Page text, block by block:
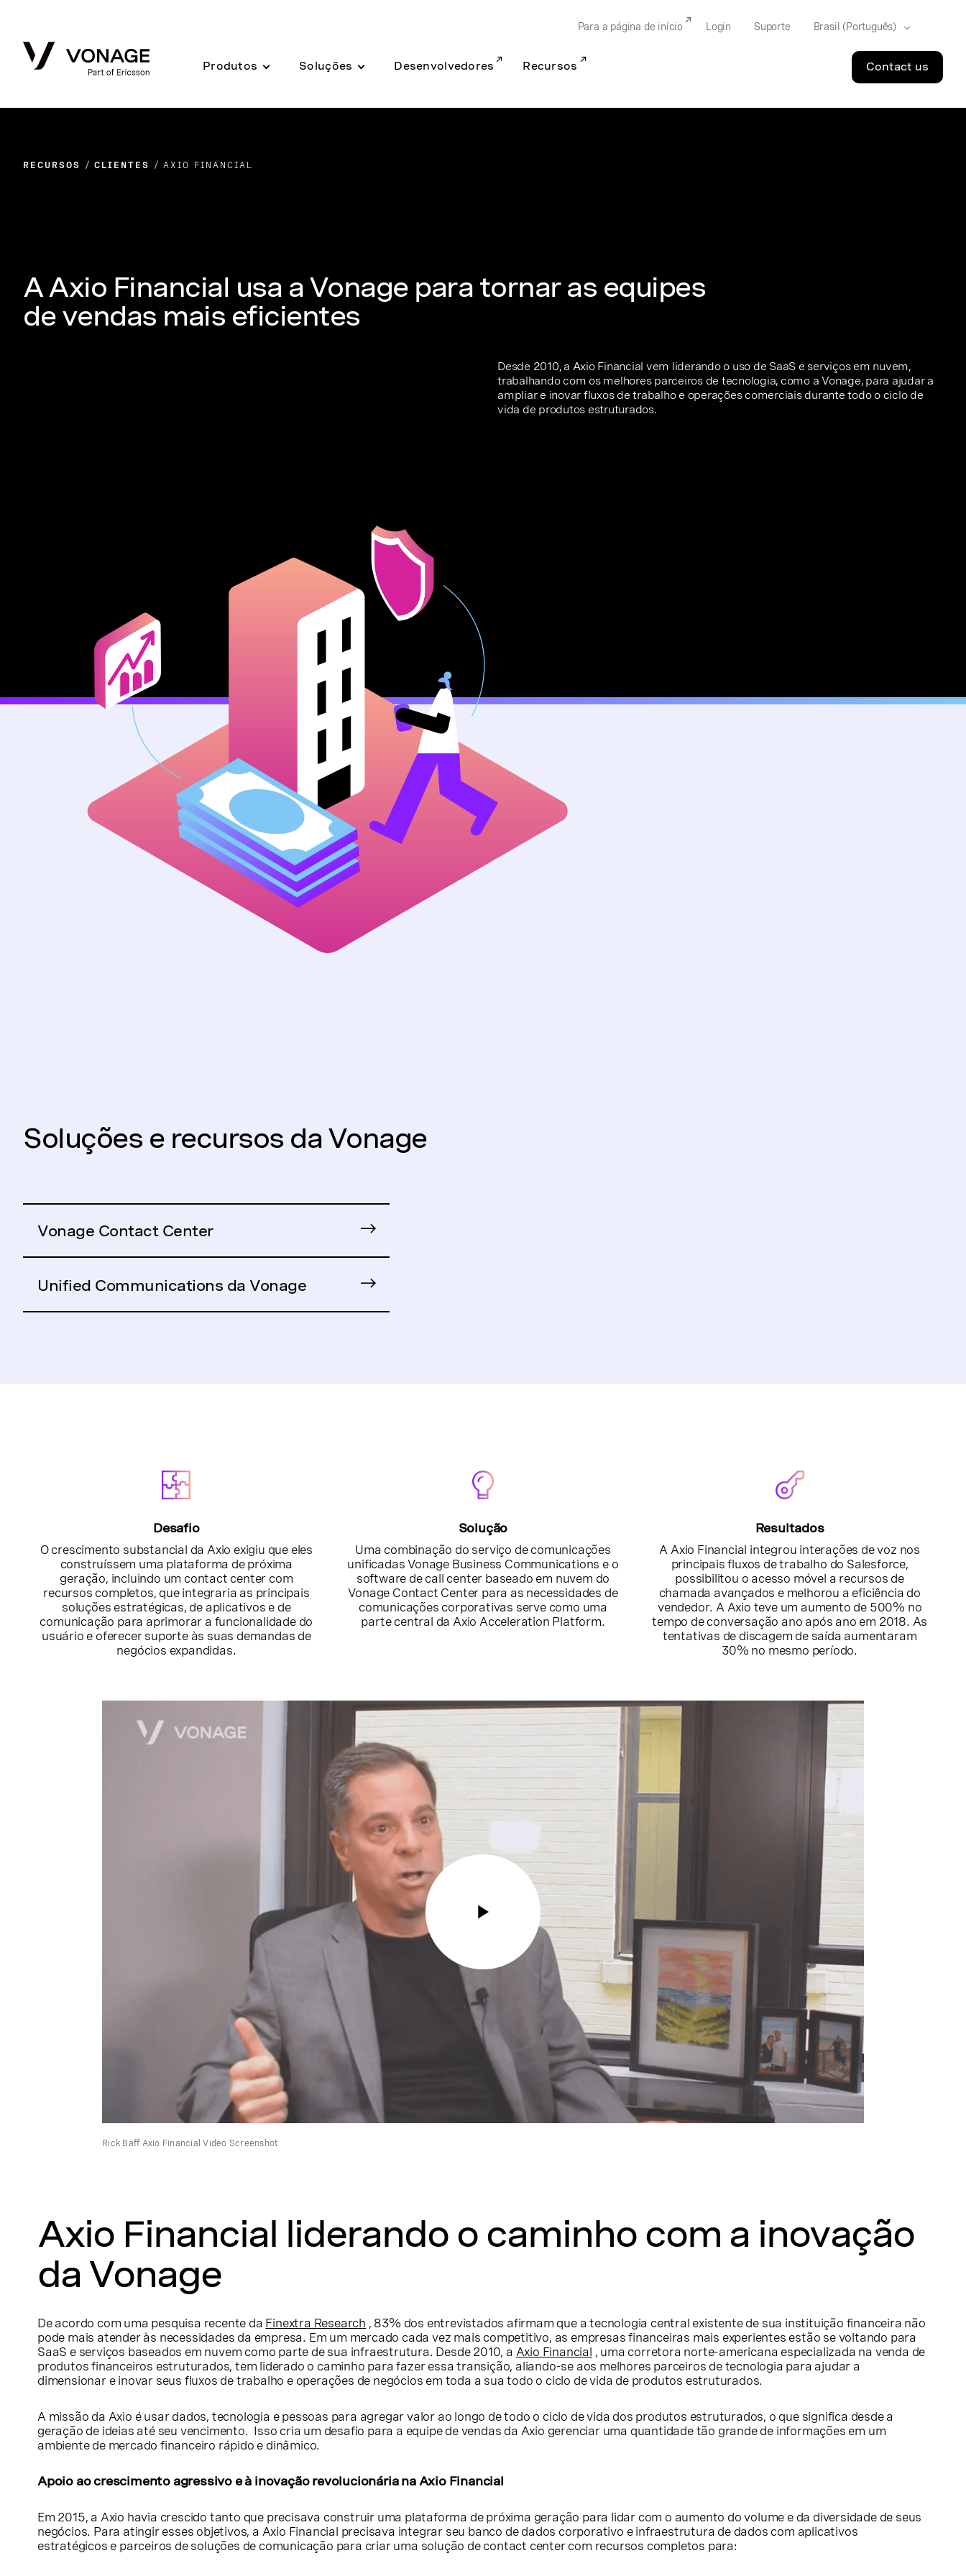
Produtos Soluções Desenvolvedores Recursos Contact us
Para a página de início Login Suporte
RECURSOS CLIENTES AXIO FINANCIAL
A Axio Financial usa a Vonage para tornar as equipes
de vendas mais eficientes
Desde 2010, a Axio Financial vem liderando o uso de SaaS e serviços em nuvem,
trabalhando com os melhores parceiros de tecnologia, como a Vonage, para ajudar a
ampliar e inovar fluxos de trabalho e operações comerciais durante todo o ciclo de
vida de produtos estruturados.
Soluções e recursos da Vonage
Vonage Contact Center
Unified Communications da Vonage
Desafio
O crescimento substancial da Axio exigiu que eles
construíssem uma plataforma de próxima
geração, incluindo um contact center com
recursos completos, que integraria as principais
soluções estratégicas, de aplicativos e de
comunicação para aprimorar a funcionalidade do
usuário e oferecer suporte às suas demandas de
negócios expandidas.
Solução
Uma combinação do serviço de comunicações
unificadas Vonage Business Communications e o
software de call center baseado em nuvem do
Vonage Contact Center para as necessidades de
comunicações corporativas serve como uma
parte central da Axio Acceleration Platform.
Resultados
A Axio Financial integrou interações de voz nos
principais fluxos de trabalho do Salesforce,
possibilitou o acesso móvel a recursos de
chamada avançados e melhorou a eficiência do
vendedor. A Axio teve um aumento de 500% no
tempo de conversação ano após ano em 2018. As
tentativas de discagem de saída aumentaram
30% no mesmo período.
Rick Baff Axio Financial Video Screenshot
Axio Financial liderando o caminho com a inovação
da Vonage
De acordo com uma pesquisa recente da Finextra Research , 83% dos entrevistados afirmam que a tecnologia central existente de sua instituição financeira não
pode mais atender às necessidades da empresa. Em um mercado cada vez mais competitivo, as empresas financeiras mais experientes estão se voltando para
SaaS e serviços baseados em nuvem como parte de sua infraestrutura. Desde 2010, a Axio Financial , uma corretora norte-americana especializada na venda de
produtos financeiros estruturados, tem liderado o caminho para fazer essa transição, aliando-se aos melhores parceiros de tecnologia para ajudar a
dimensionar e inovar seus fluxos de trabalho e operações de negócios em toda a sua todo o ciclo de vida de produtos estruturados.
A missão da Axio é usar dados, tecnologia e pessoas para agregar valor ao longo de todo o ciclo de vida dos produtos estruturados, o que significa desde a
geração de ideias até seu vencimento. Isso cria um desafio para a equipe de vendas da Axio gerenciar uma quantidade tão grande de informações em um
ambiente de mercado financeiro rápido e dinâmico.
Apoio ao crescimento agressivo e à inovação revolucionária na Axio Financial
Em 2015, a Axio havia crescido tanto que precisava construir uma plataforma de próxima geração para lidar com o aumento do volume e da diversidade de seus
negócios. Para atingir esses objetivos, a Axio Financial precisava integrar seu banco de dados corporativo e infraestrutura de dados com aplicativos
estratégicos e parceiros de soluções de comunicação para criar uma solução de contact center com recursos completos para: